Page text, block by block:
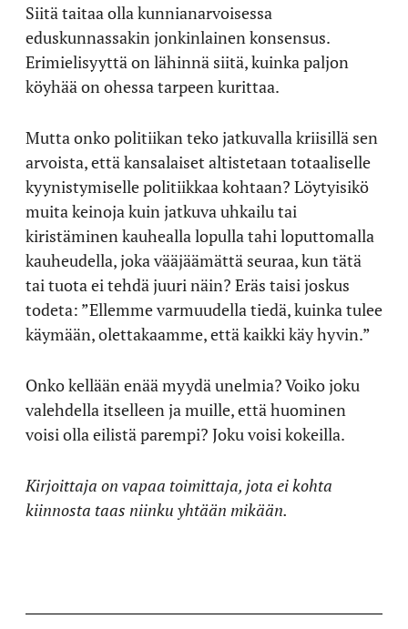
Siitä taitaa olla kunnianarvoisessa
eduskunnassakin jonkinlainen konsensus.
Erimielisyyttä on lähinnä siitä, kuinka paljon
köyhää on ohessa tarpeen kurittaa.
Mutta onko politiikan teko jatkuvalla kriisillä sen
arvoista, että kansalaiset altistetaan totaaliselle
kyynistymiselle politiikkaa kohtaan? Löytyisikö
muita keinoja kuin jatkuva uhkailu tai
kiristäminen kauhealla lopulla tahi loputtomalla
kauheudella, joka vääjäämättä seuraa, kun tätä
tai tuota ei tehdä juuri näin? Eräs taisi joskus
todeta: ”Ellemme varmuudella tiedä, kuinka tulee
käymään, olettakaamme, että kaikki käy hyvin.”
Onko kellään enää myydä unelmia? Voiko joku
valehdella itselleen ja muille, että huominen
voisi olla eilistä parempi? Joku voisi kokeilla.
Kirjoittaja on vapaa toimittaja, jota ei kohta
kiinnosta taas niinku yhtään mikään.